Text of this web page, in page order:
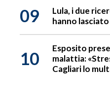
09
Lula, i due
hanno
10
Esposito
malattia:
Cagliari lo